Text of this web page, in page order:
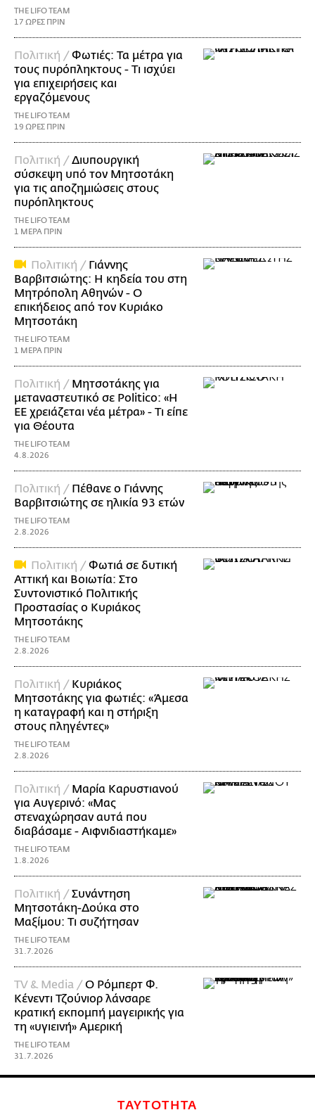
THE LIFO TEAM
17 ΩΡΕΣ ΠΡΙΝ
Πολιτική /Φωτιές: Τα μέτρα για
τους πυρόπληκτους - Τι ισχύει
για επιχειρήσεις και
εργαζόμενους
THE LIFO TEAM
19 ΩΡΕΣ ΠΡΙΝ
Πολιτική /Διυπουργική
σύσκεψη υπό τον Μητσοτάκη
για τις αποζημιώσεις στους
πυρόπληκτους
THE LIFO TEAM
1 ΜΕΡΑ ΠΡΙΝ
Πολιτική / Γιάννης
Βαρβιτσιώτης: Η κηδεία του στη
Μητρόπολη Αθηνών - Ο
επικήδειος από τον Κυριάκο
Μητσοτάκη
THE LIFO TEAM
1 ΜΕΡΑ ΠΡΙΝ
Πολιτική / Μητσοτάκης για
μεταναστευτικό σε Politico: «Η
ΕΕ χρειάζεται νέα μέτρα» - Τι είπε
για Θέουτα
THE LIFO TEAM
4.8.2026
Πολιτική / Πέθανε ο Γιάννης
Βαρβιτσιώτης σε ηλικία 93 ετών
THE LIFO TEAM
2.8.2026
Πολιτική /Φωτιά σε δυτική
Αττική και Βοιωτία: Στο
Συντονιστικό Πολιτικής
Προστασίας ο Κυριάκος
Μητσοτάκης
THE LIFO TEAM
2.8.2026
Πολιτική / Κυριάκος
Μητσοτάκης για φωτιές: «Άμεσα
η καταγραφή και η στήριξη
στους πληγέντες»
THE LIFO TEAM
2.8.2026
Πολιτική / Μαρία Καρυστιανού
για Αυγερινό: «Μας
στεναχώρησαν αυτά που
διαβάσαμε - Αιφνιδιαστήκαμε»
THE LIFO TEAM
1.8.2026
Πολιτική /Συνάντηση
Μητσοτάκη-Δούκα στο
Μαξίμου: Τι συζήτησαν
THE LIFO TEAM
31.7.2026
TV & Media /Ο Ρόμπερτ Φ.
Κένεντι Τζούνιορ λάνσαρε
κρατική εκπομπή μαγειρικής για
τη «υγιεινή» Αμερική
THE LIFO TEAM
31.7.2026
ΤΑΥΤΟΤΗΤΑ